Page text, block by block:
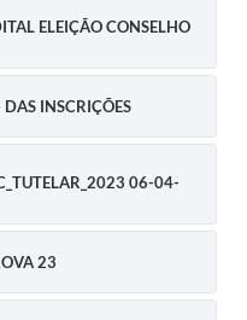
ELEIÇÃO CONSELHO
INSCRIÇÕES
06-04-
23